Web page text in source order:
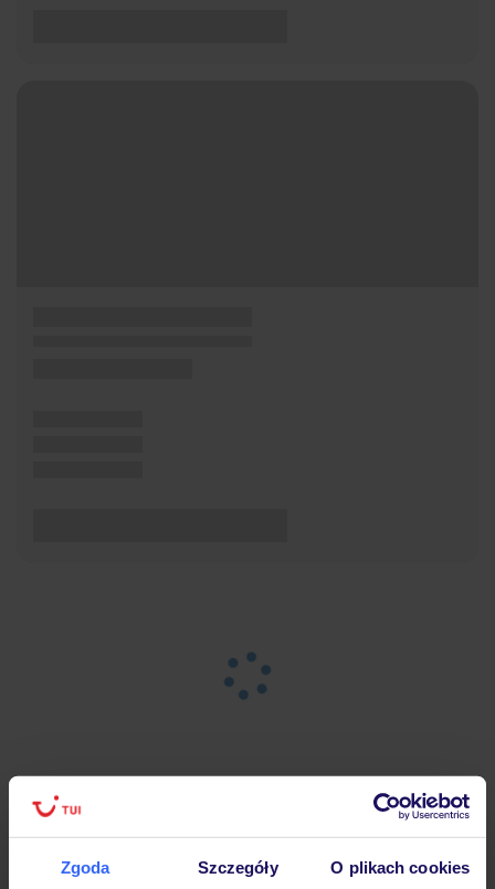
Zgoda Szczegóły O plikach cookies
Strona główna